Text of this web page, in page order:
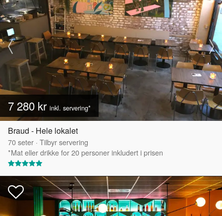
7 280 kr inkl. servering*
Braud - Hele lokalet
70seter · Tilbyr servering
*Mat eller drikke for 20 personer inkludert i prisen